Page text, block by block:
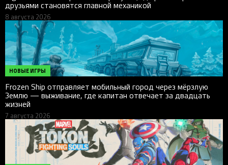
друзьями становятся главной механикой
8 августа 2026
НОВЫЕ ИГРЫ
Frozen Ship отправляет мобильный город через мёрзлую
Землю — выживание, где капитан отвечает за двадцать
жизней
7 августа 2026